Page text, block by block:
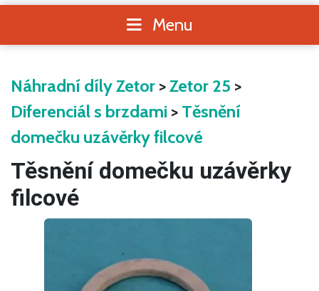
Menu
Náhradní díly Zetor >Zetor 25 >
Diferenciál s brzdami > Těsnění
domečku uzávěrky filcové
Těsnění domečku uzávěrky
filcové